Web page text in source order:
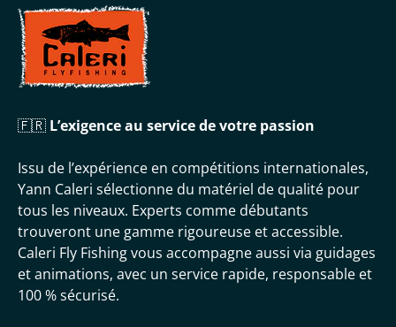
🇫🇷 L’exigence au service de votre passion
Issu de l’expérience en compétitions internationales,
Yann Caleri sélectionne du matériel de qualité pour
tous les niveaux. Experts comme débutants
trouveront une gamme rigoureuse et accessible.
Caleri Fly Fishing vous accompagne aussi via guidages
et animations, avec un service rapide, responsable et
100 % sécurisé.